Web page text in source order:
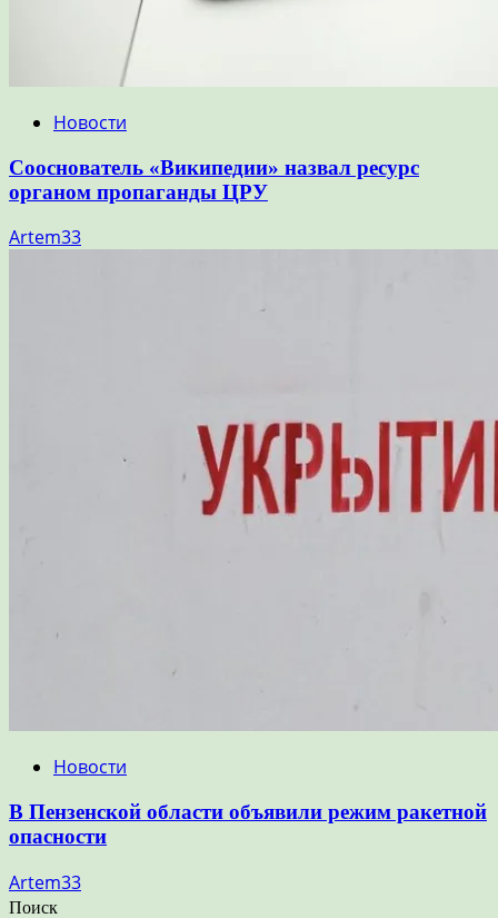
Новости
Сооснователь «Википедии» назвал ресурс
органом пропаганды ЦРУ
Artem33
Новости
В Пензенской области объявили режим ракетной
опасности
Artem33
Поиск